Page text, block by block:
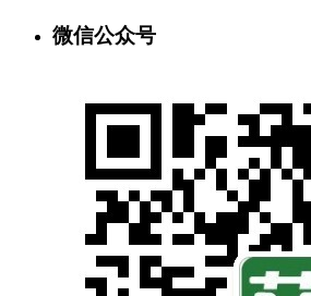
微信公众号